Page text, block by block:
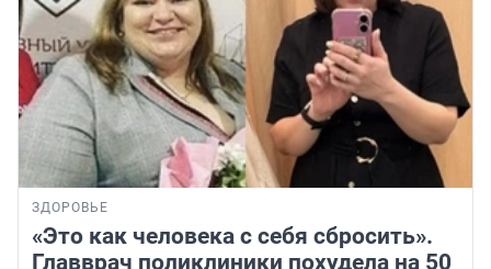
ЗДОРОВЬЕ
«Это как человека с себя сбросить».
Главврач поликлиники похудела на 50